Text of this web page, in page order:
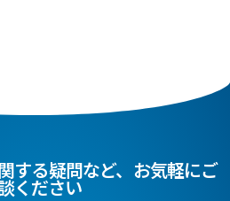
する疑問など、お気軽にご
ください